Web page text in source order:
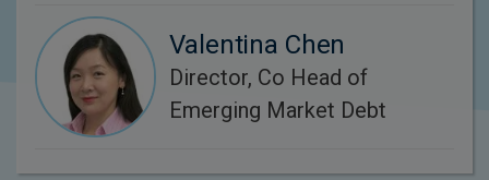
Valentina Chen
Director, Co Head of
Emerging Market Debt